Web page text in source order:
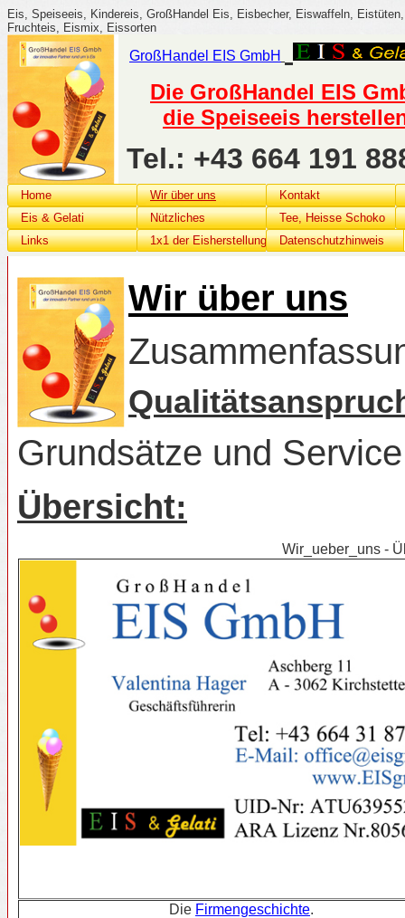
Eis, Speiseeis, Kindereis, GroßHandel Eis, Eisbecher, Eiswaffeln,
Fruchteis, Eismix, Eissorten
GroßHandel EIS GmbH
Die GroßHandel EIS
die Speiseeis
Tel.: +43 664 191
Home Wir über uns
Kontakt
Eis & Gelati
Nützliches
Tee, Heisse Schoko
Links
1x1 der Eisherstellung Datenschutzhinweis
Wir über uns
Grundsätze und
Übersicht:
Wir_ueber_uns -
Die Firmengeschichte.